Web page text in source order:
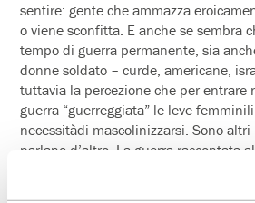
sentire: gente che ammazza
o viene sconfitta. E anche se sembra
tempo di guerra permanente, sia
donne soldato – curde, americane,
tuttavia la percezione che per entrare
guerra “guerreggiata” le leve
necessitàdi mascolinizzarsi. Sono
parlano d’altro. La guerra raccontata
propri colori, odori, una sua
estensione dei sentimenti. Dove non